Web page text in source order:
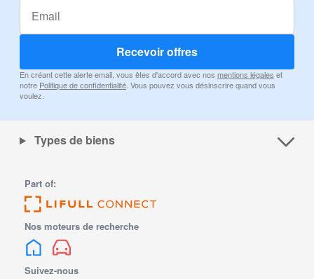
Recevoir offres
En créant cette alerte email, vous êtes d'accord avec nos mentions légales et
notre Politique de confidentialité. Vous pouvez vous désinscrire quand vous
voulez.
Types de biens
Part of:
Nos moteurs de recherche
Suivez-nous